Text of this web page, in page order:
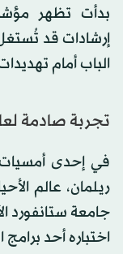
بدأت تظهر
إرشادات قد
الباب أمام
تجربة صادمة
في إحدى أمسيات
ريلمان، عالم
جامعة ستانفورد
اختباره أحد برامج